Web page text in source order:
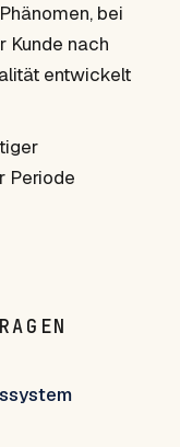
bei
Kunde nach
entwickelt
Periode